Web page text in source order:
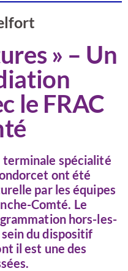
» – Un
le FRAC
terminale spécialité
ont été
par les équipes
Comté. Le
hors-les-
sein du dispositif
il est une des